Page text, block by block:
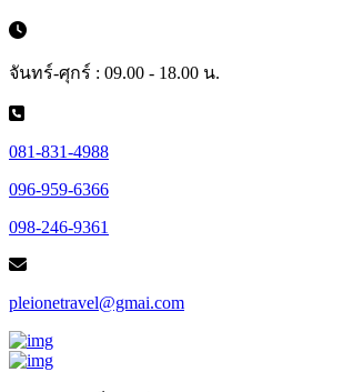
จันทร์-ศุกร์ : 09.00 - 18.00 น.
081-831-4988
096-959-6366
098-246-9361
pleionetravel@gmai.com